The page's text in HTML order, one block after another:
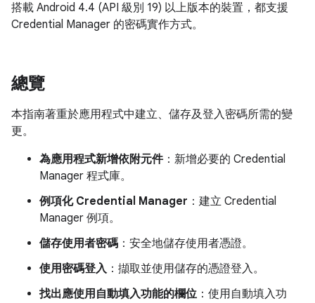
搭載 Android 4.4 (API 級別 19) 以上版本的裝置，都支援
Credential Manager 的密碼實作方式。
總覽
本指南著重於應用程式中建立、儲存及登入密碼所需的變
更。
為應用程式新增依附元件：新增必要的 Credential
Manager 程式庫。
例項化 Credential Manager ：建立 Credential
Manager 例項。
儲存使用者密碼 ：安全地儲存使用者憑證。
使用密碼登入：擷取並使用儲存的憑證登入。
找出應使用自動填入功能的欄位：使用自動填入功